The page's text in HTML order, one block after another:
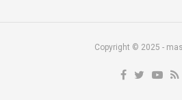
Copyright © 2025 -